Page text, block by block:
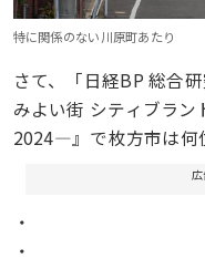
特に関係のない川原町あたり
さて、「日経BP 総合
みよい街 シティブラ
2024―』で枚方市は何
・
・